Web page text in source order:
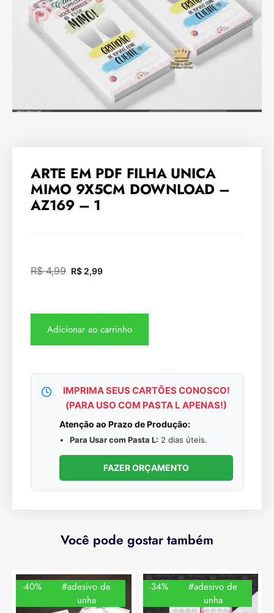
ARTE EM PDF FILHA UNICA
MIMO 9X5CM DOWNLOAD –
AZ169 – 1
R$4,99 R$ 2,99
Adicionar ao carrinho
IMPRIMA SEUS CARTÕES CONOSCO!
(PARA USO COM PASTA L APENAS!)
Atenção ao Prazo de Produção:
Para Usar com Pasta L: 2 dias úteis.
FAZER ORÇAMENTO
Você pode gostar também
-40%
#adesivo de
unha
-34%
#adesivo de
unha